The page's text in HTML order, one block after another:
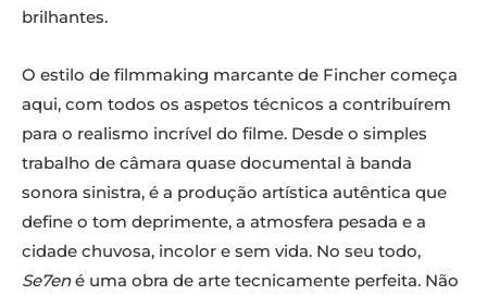
brilhantes.
O estilo de filmmaking marcante de Fincher começa
aqui, com todos os aspetos técnicos a contribuírem
para o realismo incrível do filme. Desde o simples
trabalho de câmara quase documental à banda
sonora sinistra, é a produção artística autêntica que
define o tom deprimente, a atmosfera pesada e a
cidade chuvosa, incolor e sem vida. No seu todo,
Se7ené uma obra de arte tecnicamente perfeita. Não